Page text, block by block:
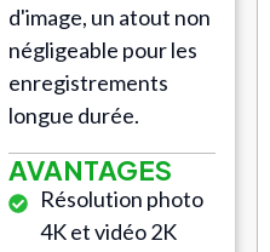
d'image, un atout non
négligeable pour les
enregistrements
longue durée.
AVANTAGES
Résolution photo
4K et vidéo 2K